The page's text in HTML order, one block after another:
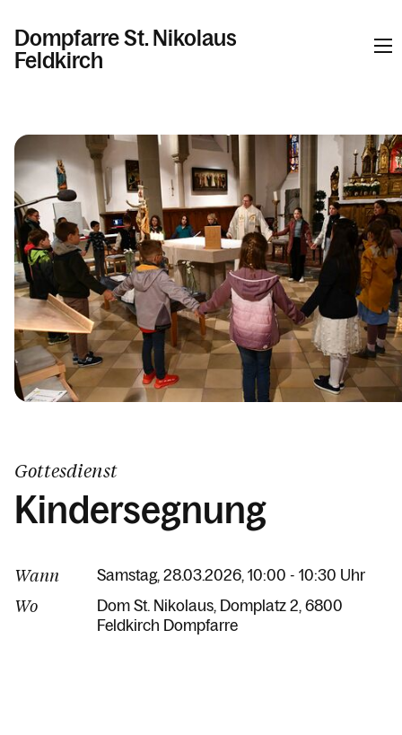
Dompfarre St. Nikolaus
Feldkirch
Kalender
Personen
Kontakt
Gottesdienst
Kindersegnung
Wann Samstag, 28.03.2026, 10:00 - 10:30 Uhr
Wo Dom St. Nikolaus Domplatz 2 6800
Feldkirch Dompfarre